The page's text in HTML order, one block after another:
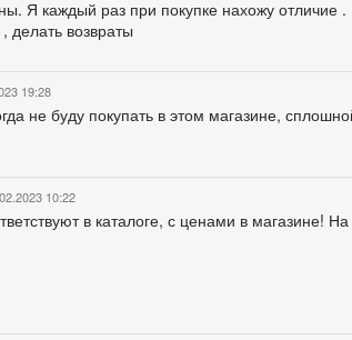
Я каждый раз при покупке нахожу отличие
делать возвраты
19:28
не буду покупать в этом магазине,
10:22
в каталоге, с ценами в магазине!